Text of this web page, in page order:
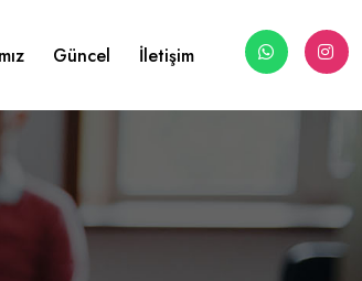
Güncel İletişim